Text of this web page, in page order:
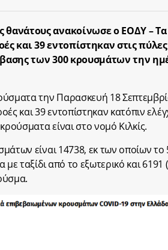
ανακοίνωσε ο ΕΟΔΥ –
και 39 εντοπίστηκαν στις
των 300 κρουσμάτων την
την Παρασκευή 18
και 39 εντοπίστηκαν κατόπιν
είναι στο νομό Κιλκίς.
είναι 14738, εκ των οποίων το
ταξίδι από το εξωτερικό και 6191